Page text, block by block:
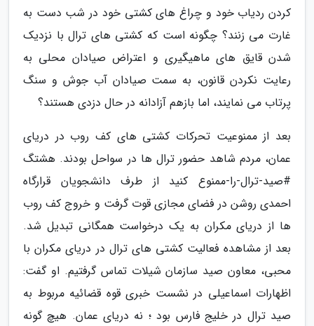
کردن ردیاب خود و چراغ های کشتی خود در شب دست به
غارت می زنند؟ چگونه است که کشتی های ترال با نزدیک
شدن قایق های ماهیگیری و اعتراض صیادان محلی به
رعایت نکردن قانون، به سمت صیادان آب جوش و سنگ
پرتاب می نمایند، اما بازهم آزادانه در حال دزدی هستند؟
بعد از ممنوعیت تحرکات کشتی های کف روب در دریای
عمان، مردم شاهد حضور ترال ها در سواحل بودند. هشتگ
#صید-ترال-را-ممنوع کنید از طرف دانشجویان قرارگاه
احمدی روشن در فضای مجازی قوت گرفت و خروج کف روب
ها از دریای مکران به یک درخواست همگانی تبدیل شد.
بعد از مشاهده فعالیت کشتی های ترال در دریای مکران با
محبی، معاون صید سازمان شیلات تماس گرفتیم. او گفت:
اظهارات اسماعیلی در نشست خبری قوه قضائیه مربوط به
صید ترال در خلیج فارس بود ؛ نه دریای عمان. هیچ گونه